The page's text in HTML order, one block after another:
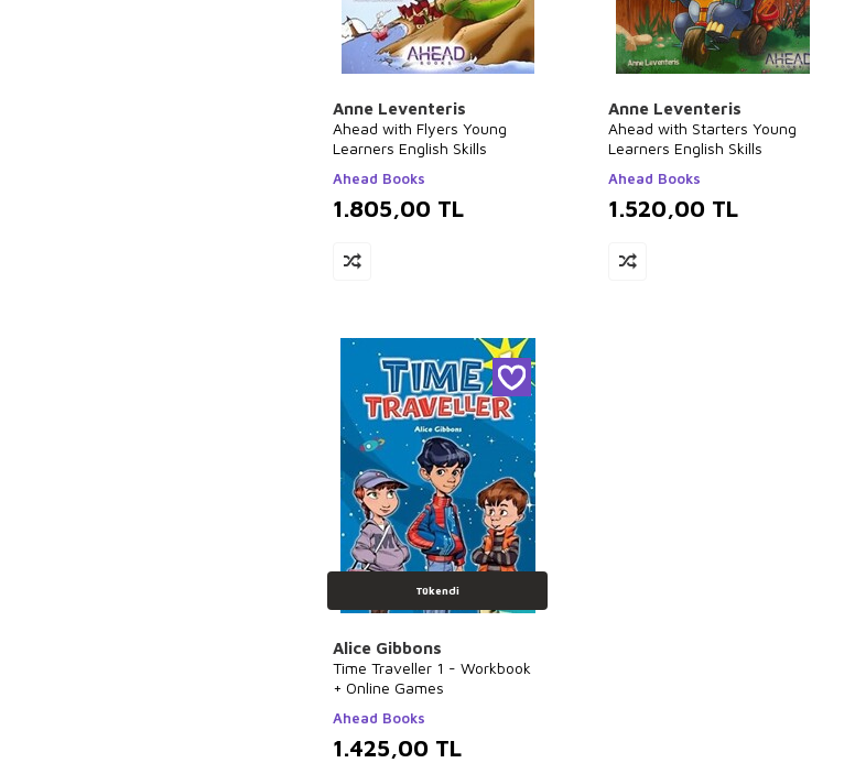
Anne Leventeris
Ahead with Flyers Young
Learners English Skills
Ahead Books
1.805,00 TL
Anne Leventeris
Ahead with Starters Young
Learners English Skills
Ahead Books
1.520,00 TL
Tükendi
Alice Gibbons
Time Traveller 1 - Workbook
+ Online Games
Ahead Books
1.425,00 TL